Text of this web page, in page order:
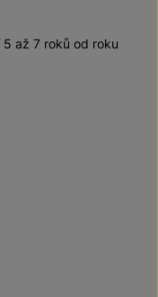
až 7 roků od roku